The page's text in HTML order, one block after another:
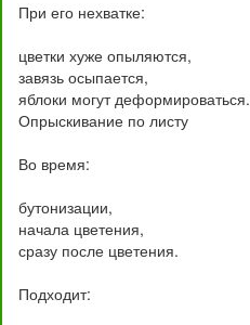
При его нехватке:
цветки хуже опыляются,
завязь осыпается,
яблоки могут деформироваться.
Опрыскивание по листу
Во время:
бутонизации,
начала цветения,
сразу после цветения.
Подходит: